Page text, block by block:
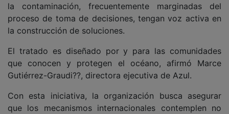
la contaminación, frecuentemente marginadas del
proceso de toma de decisiones, tengan voz activa en
la construcción de soluciones.
El tratado es diseñado por y para las comunidades
que conocen y protegen el océano, afirmó Marce
Gutiérrez-Graudi??, directora ejecutiva de Azul.
Con esta iniciativa, la organización busca asegurar
que los mecanismos internacionales contemplen no